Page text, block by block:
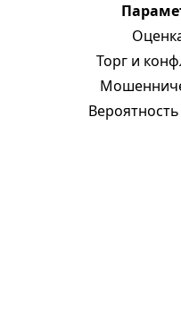
Торг и
Вероятность